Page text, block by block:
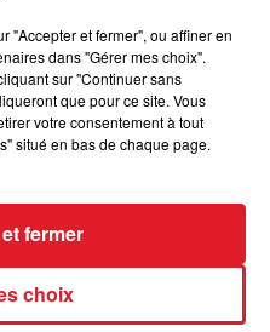
HOMICIDE
APRÈS LA...
le logement servait
"Accepter et fermer", ou affiner en
dans "Gérer mes choix".
sur "Continuer sans
que pour ce site. Vous
votre consentement à tout
situé en bas de chaque page.
choix
fermer